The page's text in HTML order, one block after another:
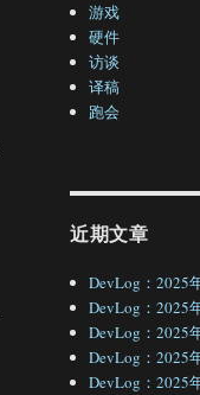
游戏
硬件
访谈
译稿
跑会
近期文章
DevLog：2025
DevLog：2025
DevLog：2025
DevLog：2025
DevLog：2025